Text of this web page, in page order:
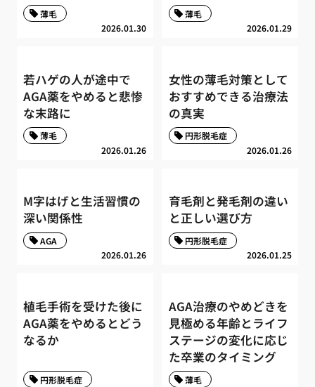
2026.01.30
薄毛
2026.01.29
薄毛
若ハゲの人が途中で
AGA薬をやめると悲惨
な末路に
2026.01.26
薄毛
女性の薄毛対策として
おすすめできる治療法
の真実
2026.01.26
円形脱毛症
M字はげと生活習慣の
深い関係性
2026.01.26
AGA
育毛剤と発毛剤の違い
と正しい選び方
2026.01.25
円形脱毛症
植毛手術を受けた後に
AGA薬をやめるとどう
なるか
円形脱毛症
AGA治療のやめどきを
見極める年齢とライフ
ステージの変化に応じ
た卒業のタイミング
薄毛